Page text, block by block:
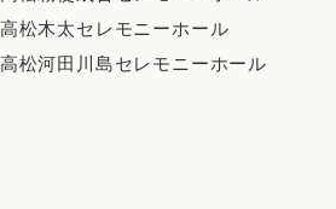
松木太セレモニーホール
松河田川島セレモニーホール